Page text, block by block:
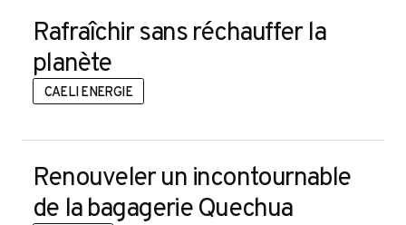
Rafraîchir sans réchauffer la
planète
CAELI ENERGIE
Renouveler un incontournable
de la bagagerie Quechua